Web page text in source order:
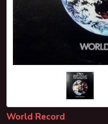
World Record